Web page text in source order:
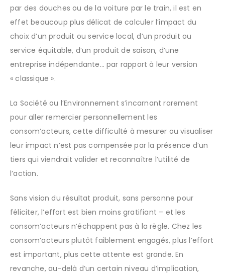
par des douches ou de la voiture par le train, il est en
effet beaucoup plus délicat de calculer l’impact du
choix d’un produit ou service local, d’un produit ou
service équitable, d’un produit de saison, d’une
entreprise indépendante… par rapport à leur version
« classique ».
La Société ou l’Environnement s’incarnant rarement
pour aller remercier personnellement les
consom’acteurs, cette difficulté à mesurer ou visualiser
leur impact n’est pas compensée par la présence d’un
tiers qui viendrait valider et reconnaître l’utilité de
l’action.
Sans vision du résultat produit, sans personne pour
féliciter, l’effort est bien moins gratifiant – et les
consom’acteurs n’échappent pas à la règle. Chez les
consom’acteurs plutôt faiblement engagés, plus l’effort
est important, plus cette attente est grande. En
revanche, au-delà d’un certain niveau d’implication,